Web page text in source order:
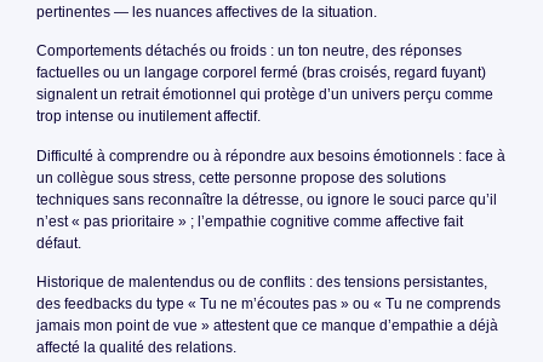
pertinentes — les nuances affectives de la situation.
Comportements détachés ou froids : un ton neutre, des réponses
factuelles ou un langage corporel fermé (bras croisés, regard fuyant)
signalent un retrait émotionnel qui protège d’un univers perçu comme
trop intense ou inutilement affectif.
Difficulté à comprendre ou à répondre aux besoins émotionnels : face à
un collègue sous stress, cette personne propose des solutions
techniques sans reconnaître la détresse, ou ignore le souci parce qu’il
n’est « pas prioritaire » ; l’empathie cognitive comme affective fait
défaut.
Historique de malentendus ou de conflits : des tensions persistantes,
des feedbacks du type « Tu ne m’écoutes pas » ou « Tu ne comprends
jamais mon point de vue » attestent que ce manque d’empathie a déjà
affecté la qualité des relations.